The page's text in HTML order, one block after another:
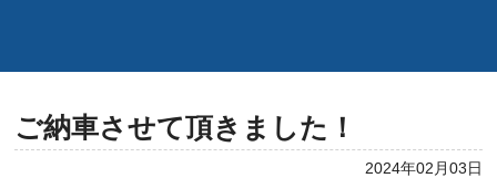
ご納車させて頂きました！
2024年02月03日